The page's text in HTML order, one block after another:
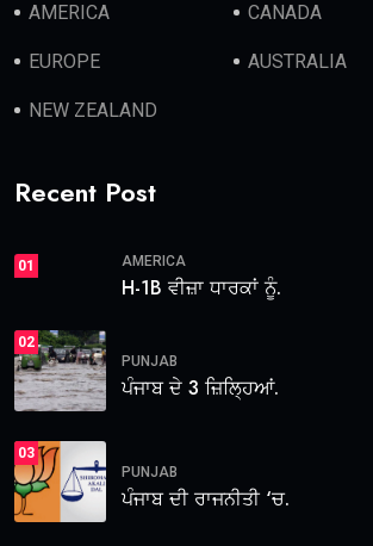
AMERICA CANADA
EUROPE AUSTRALIA
NEW ZEALAND
Recent Post
01 AMERICA
H-1B ਵੀਜ਼ਾ ਧਾਰਕਾਂ ਨੂੰ.
02
PUNJAB
ਪੰਜਾਬ ਦੇ 3 ਜ਼ਿਲ੍ਹਿਆਂ.
03
PUNJAB
ਪੰਜਾਬ ਦੀ ਰਾਜਨੀਤੀ ‘ਚ.